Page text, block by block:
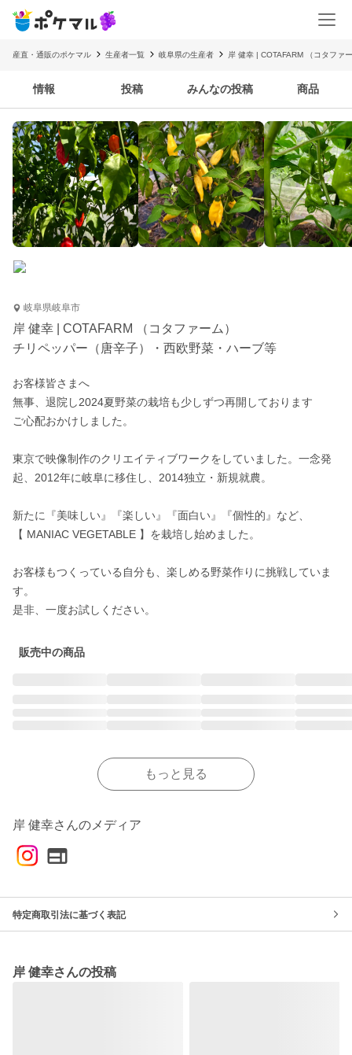
産直・通販のポケマル 生産者一覧 岐阜県の生産者 岸 健幸 | COTAFARM （コタファ
情報 投稿 みんなの投稿 商品
岐阜県岐阜市
岸 健幸 | COTAFARM （コタファーム）
チリペッパー（唐辛子）・西欧野菜・ハーブ等
お客様皆さまへ
無事、退院し2024夏野菜の栽培も少しずつ再開しております
ご心配おかけしました。
東京で映像制作のクリエイティブワークをしていました。一念発
起、2012年に岐阜に移住し、2014独立・新規就農。
新たに『美味しい』『楽しい』『面白い』『個性的』など、
【 MANIAC VEGETABLE 】を栽培し始めました。
お客様もつくっている自分も、楽しめる野菜作りに挑戦していま
す。
是非、一度お試しください。
販売中の商品
もっと見る
岸 健幸さんのメディア
特定商取引法に基づく表記
岸 健幸さんの投稿